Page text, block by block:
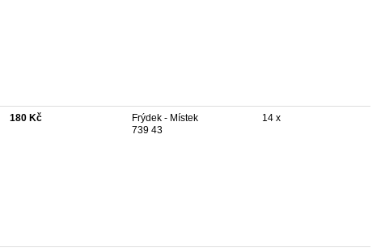
180 Kč
Frýdek - Místek
739 43
14 x